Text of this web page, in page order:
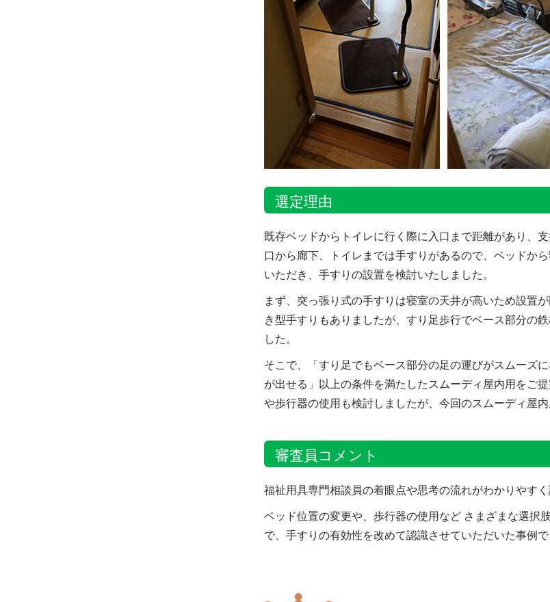
選定理由
既存ベッドからトイレに行く際に入口まで距離があり、
口から廊下、トイレまでは手すりがあるので、ベッドか
いただき、手すりの設置を検討いたしました。
まず、突っ張り式の手すりは寝室の天井が高いため設置
き型手すりもありましたが、すり足歩行でベース部分の
した。
そこで、「すり足でもベース部分の足の運びがスムーズ
が出せる」以上の条件を満たしたスムーディ屋内用をご
や歩行器の使用も検討しましたが、今回のスムーディ屋
審査員コメント
福祉用具専門相談員の着眼点や思考の流れがわかりやす
ベッド位置の変更や、歩行器の使用など さまざまな選択
で、手すりの有効性を改めて認識させていただいた事例で